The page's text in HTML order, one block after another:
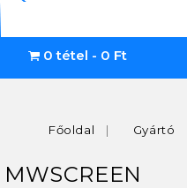
0 tétel - 0 Ft
Főoldal Gyártó
MWSCREEN